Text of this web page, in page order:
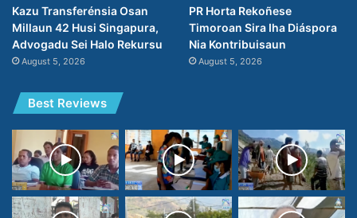
Kazu Transferénsia Osan
Millaun 42 Husi Singapura,
Advogadu Sei Halo Rekursu
August 5, 2026
PR Horta Rekoñese
Timoroan Sira Iha Diáspora
Nia Kontribuisaun
August 5, 2026
Best Reviews